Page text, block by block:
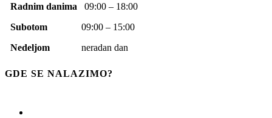
Radnim danima 09:00 – 18:00
Subotom 09:00 – 15:00
Nedeljom neradan dan
GDE SE NALAZIMO?